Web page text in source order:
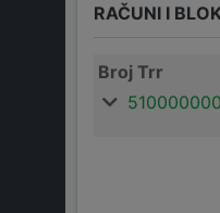
RAČUNI I
Broj Trr